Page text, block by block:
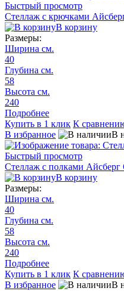
Быстрый просмотр
Стеллаж с крючками
В корзину
Размеры:
Ширина см.
40
Глубина см.
58
Высота см.
240
Подробнее
Купить в 1 клик К
В избранное
В
Быстрый просмотр
Стеллаж с полками Айсберг
В корзину
Размеры:
Ширина см.
40
Глубина см.
58
Высота см.
240
Подробнее
Купить в 1 клик К
В избранное
В